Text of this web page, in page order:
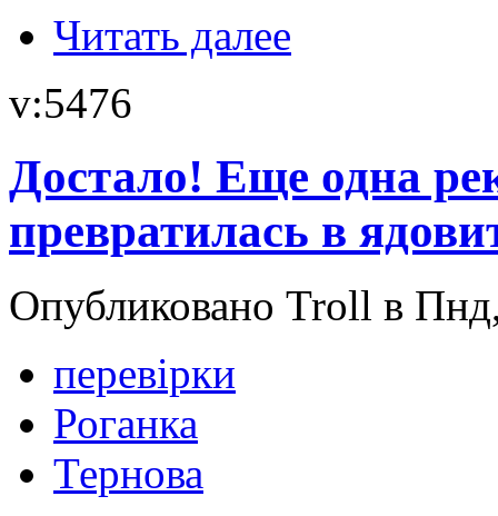
Читать далее
v:5476
Достало! Еще одна
превратилась в
Опубликовано Troll в
перевірки
Роганка
Тернова